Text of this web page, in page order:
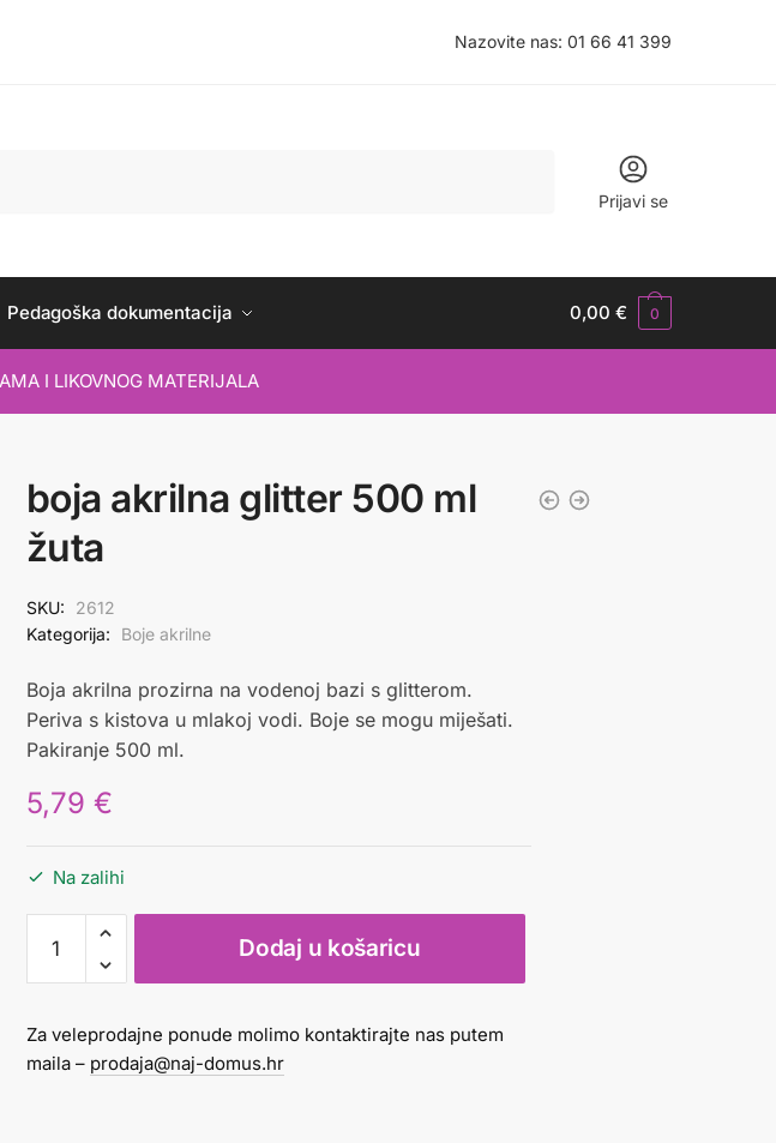
Nazovite nas: 01 66 41 399
Prijavi se
Pedagoška dokumentacija 0,00€ 0
I LIKOVNOG MATERIJALA
boja akrilna glitter 500 ml
žuta
SKU:
2612
Kategorija:
Boje akrilne
Boja akrilna prozirna na vodenoj bazi s glitterom.
Periva s kistova u mlakoj vodi. Boje se mogu miješati.
Pakiranje 500 ml.
5,79 €
Na zalihi
akrilna
glitter
ml
žuta
Dodaj u košaricu
Za veleprodajne ponude molimo kontaktirajte nas putem
maila – prodaja@naj-domus.hr